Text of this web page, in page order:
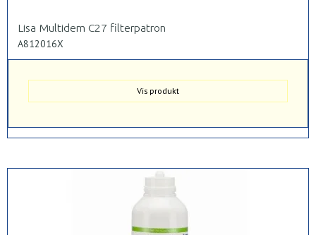
Lisa Multidem C27 filterpatron
A812016X
Vis produkt